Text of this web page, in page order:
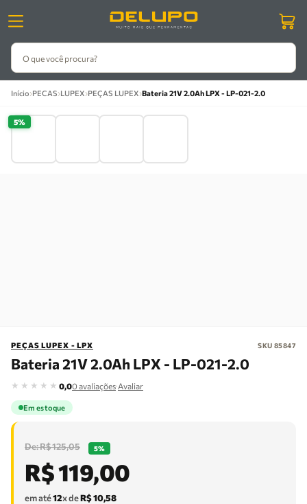
O que você procura?
Início›PECAS›LUPEX›PEÇAS LUPEX›Bateria 21V 2.0Ah LPX - LP-021-2.0
5%
PEÇAS LUPEX - LPX SKU 85847
Bateria 21V 2.0Ah LPX - LP-021-2.0
★ ★ ★ ★ ★ 0,00 avaliações·Avaliar
Em estoque
R$125,05 5%
R$119,00
em até12x deR$10,58